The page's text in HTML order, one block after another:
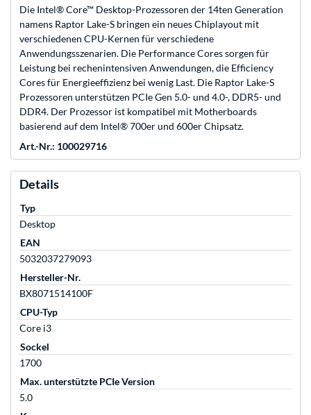
Die Intel® Core™ Desktop-Prozessoren der 14ten Generation
namens Raptor Lake-S bringen ein neues Chiplayout mit
verschiedenen CPU-Kernen für verschiedene
Anwendungsszenarien. Die Performance Cores sorgen für
Leistung bei rechenintensiven Anwendungen, die Efficiency
Cores für Energieeffizienz bei wenig Last. Die Raptor Lake-S
Prozessoren unterstützen PCIe Gen 5.0- und 4.0-, DDR5- und
DDR4. Der Prozessor ist kompatibel mit Motherboards
basierend auf dem Intel® 700er und 600er Chipsatz.
Art.-Nr.: 100029716
Details
Typ
Desktop
EAN
5032037279093
Hersteller-Nr.
BX8071514100F
CPU-Typ
Core i3
Sockel
1700
Max. unterstützte PCIe Version
5.0